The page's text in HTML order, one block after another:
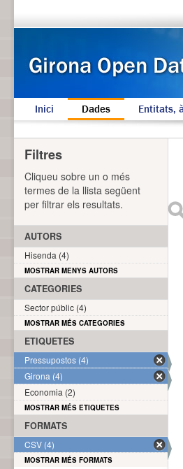
Inici Dades Entitats,
Filtres
Cliqueu sobre un o més
termes de la llista següent
per filtrar els resultats.
AUTORS
Hisenda (4)
MOSTRAR MENYS AUTORS
CATEGORIES
Sector públic (4)
MOSTRAR MÉS CATEGORIES
ETIQUETES
Pressupostos (4)
Girona (4)
Economia (2)
MOSTRAR MÉS ETIQUETES
FORMATS
CSV (4)
MOSTRAR MÉS FORMATS